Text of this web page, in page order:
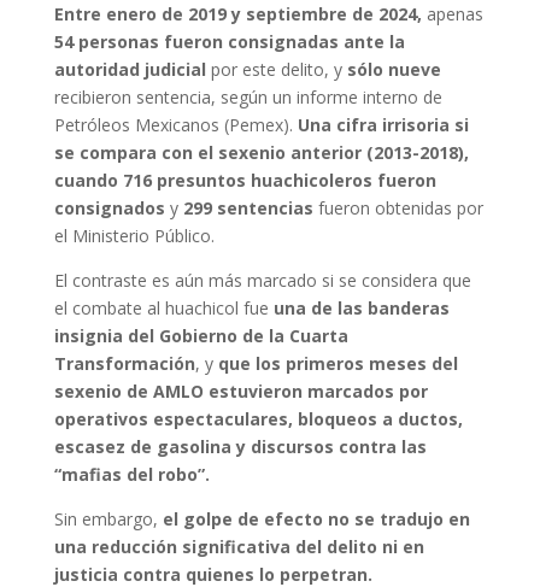
Entre enero de 2019 y septiembre de 2024, apenas
54 personas fueron consignadas ante la
autoridad judicial por este delito, y sólo nueve
recibieron sentencia, según un informe interno de
Petróleos Mexicanos (Pemex). Una cifra irrisoria si
se compara con el sexenio anterior (2013-2018),
cuando 716 presuntos huachicoleros fueron
consignados y 299 sentencias fueron obtenidas por
el Ministerio Público.
El contraste es aún más marcado si se considera que
el combate al huachicol fue una de las banderas
insignia del Gobierno de la Cuarta
Transformación, y que los primeros meses del
sexenio de AMLO estuvieron marcados por
operativos espectaculares, bloqueos a ductos,
escasez de gasolina y discursos contra las
“mafias del robo”.
Sin embargo, el golpe de efecto no se tradujo en
una reducción significativa del delito ni en
justicia contra quienes lo perpetran.